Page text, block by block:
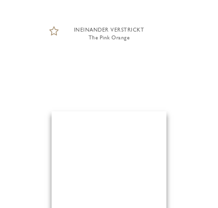
INEINANDER VERSTRICKT
The Pink Orange